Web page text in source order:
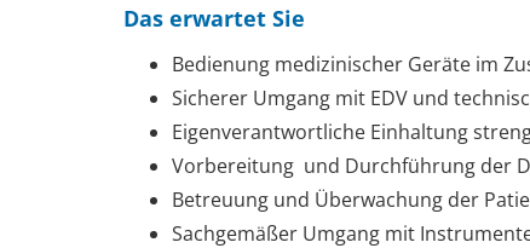
Das erwartet Sie
Bedienung medizinischer Geräte im
Sicherer Umgang mit EDV und
Eigenverantwortliche Einhaltung
Vorbereitung und Durchführung der
Betreuung und Überwachung der
Sachgemäßer Umgang mit